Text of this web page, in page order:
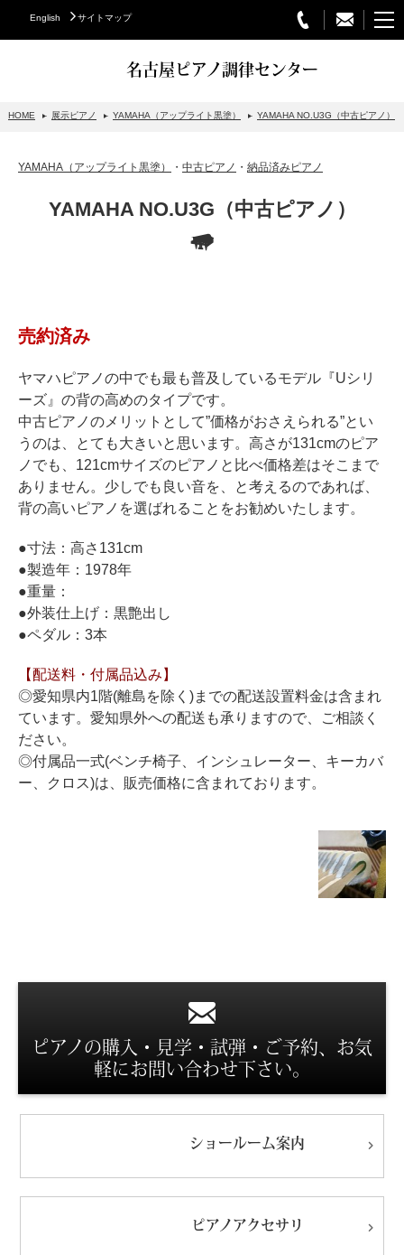
English サイトマップ
名古屋ピアノ調律センター
グランドピアノ
ベヒシュタイングランドピアノ
ベヒシュタインアップライトピアノ
ホフマングランドピアノ
ホフマンアップライトピアノ
中古ピアノ
調律
修理
タッチ・音色の調整
ピアノクリーニングと引越し
ピアノレンタル
HOME 展示ピアノ YAMAHA（アップライト黒塗） YAMAHA NO.U3G（中古ピアノ）
YAMAHA（アップライト黒塗） ・ 中古ピアノ ・ 納品済みピアノ
YAMAHA NO.U3G（中古ピアノ）
売約済み
ヤマハピアノの中でも最も普及しているモデル『Uシリ
ーズ』の背の高めのタイプです。
中古ピアノのメリットとして”価格がおさえられる”とい
うのは、とても大きいと思います。高さが131cmのピア
ノでも、121cmサイズのピアノと比べ価格差はそこまで
ありません。少しでも良い音を、と考えるのであれば、
背の高いピアノを選ばれることをお勧めいたします。
●寸法：高さ131cm
●製造年：1978年
●重量：
●外装仕上げ：黒艶出し
●ペダル：3本
【配送料・付属品込み】
◎愛知県内1階(離島を除く)までの配送設置料金は含まれ
ています。愛知県外への配送も承りますので、ご相談く
ださい。
◎付属品一式(ベンチ椅子、インシュレーター、キーカバ
ー、クロス)は、販売価格に含まれております。
ピアノの購入・見学・試弾・ご予約、お気
軽にお問い合わせ下さい。
ショールーム案内
ピアノアクセサリ